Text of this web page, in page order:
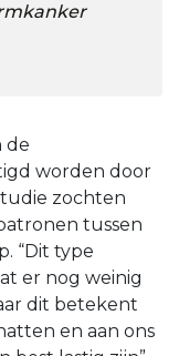
de
worden door
zochten
tussen
“Dit type
er nog weinig
dit betekent
en aan ons